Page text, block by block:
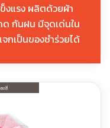
งแรง ผลิตด้วยผ้า
ด กันฝน มีจุดเด่นใน
กเป็นของชำร่วยได้